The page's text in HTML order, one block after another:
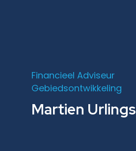
Financieel Adviseur
Gebiedsontwikkeling
Martien Urlings